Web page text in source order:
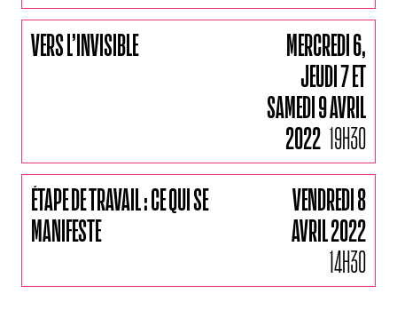
VERS L’INVISIBLE
MERCREDI 6,
JEUDI 7 ET
SAMEDI 9 AVRIL
2022 19H30
ÉTAPE DE TRAVAIL : CE QUI SE
MANIFESTE
VENDREDI 8
AVRIL 2022
14H30